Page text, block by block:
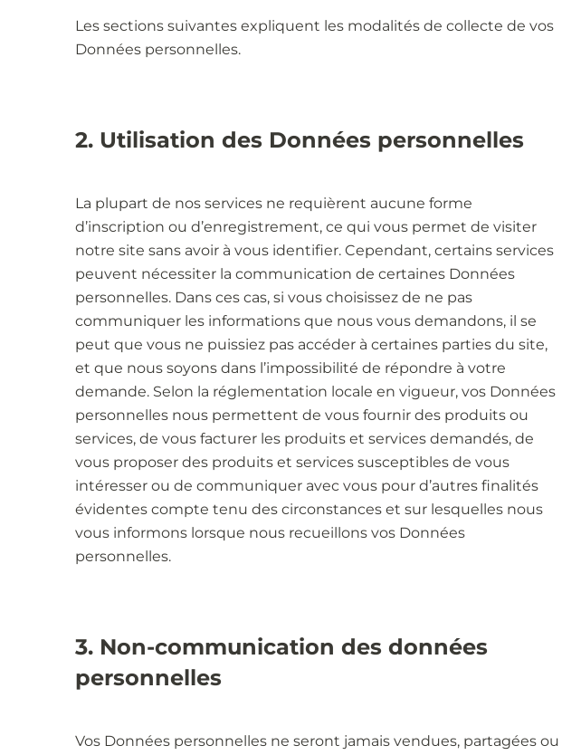
Les sections suivantes expliquent les modalités de collecte de vos
Données personnelles.
2. Utilisation des Données personnelles
La plupart de nos services ne requièrent aucune forme
d’inscription ou d’enregistrement, ce qui vous permet de visiter
notre site sans avoir à vous identifier. Cependant, certains services
peuvent nécessiter la communication de certaines Données
personnelles. Dans ces cas, si vous choisissez de ne pas
communiquer les informations que nous vous demandons, il se
peut que vous ne puissiez pas accéder à certaines parties du site,
et que nous soyons dans l’impossibilité de répondre à votre
demande. Selon la réglementation locale en vigueur, vos Données
personnelles nous permettent de vous fournir des produits ou
services, de vous facturer les produits et services demandés, de
vous proposer des produits et services susceptibles de vous
intéresser ou de communiquer avec vous pour d’autres finalités
évidentes compte tenu des circonstances et sur lesquelles nous
vous informons lorsque nous recueillons vos Données
personnelles.
3. Non-communication des données
personnelles
Vos Données personnelles ne seront jamais vendues, partagées ou